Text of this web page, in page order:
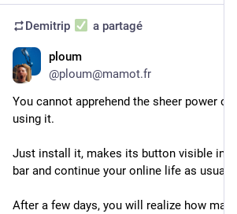
Demitrip a partagé
ploum
@ploum@mamot.fr
You cannot apprehend the sheer power of
using it.
Just install it, makes its button visible in
bar and continue your online life as usual.
After a few days, you will realize how many